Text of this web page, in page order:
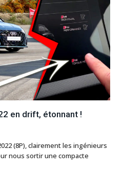
en drift, étonnant !
(8P), clairement les ingénieurs
nous sortir une compacte